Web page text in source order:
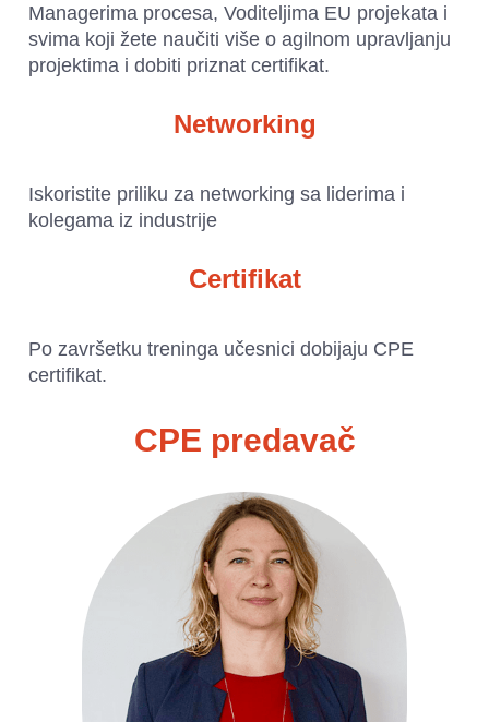
Managerima procesa, Voditeljima EU projekata i
svima koji žete naučiti više o agilnom upravljanju
projektima i dobiti priznat certifikat.
Networking
Iskoristite priliku za networking sa liderima i
kolegama iz industrije
Certifikat
Po završetku treninga učesnici dobijaju CPE
certifikat.
CPE predavač